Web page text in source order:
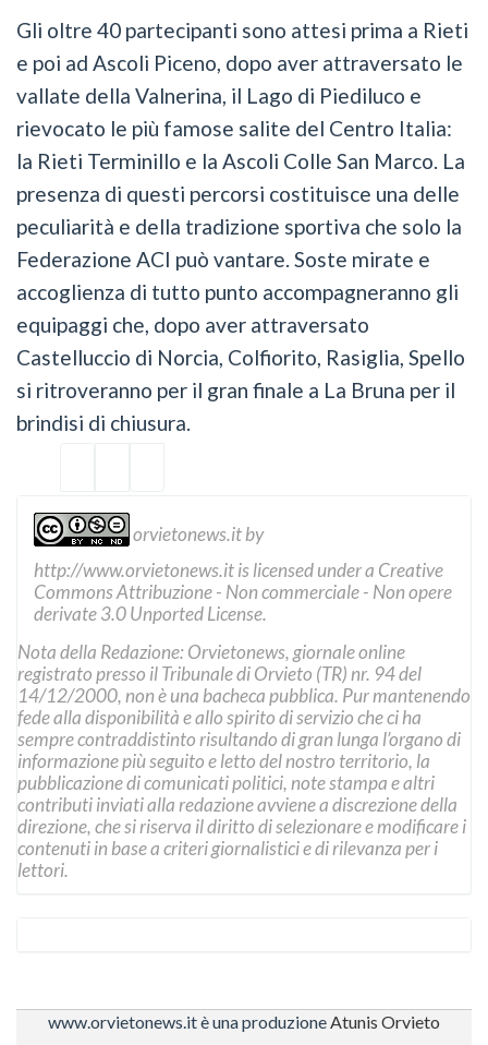
Gli oltre 40 partecipanti sono attesi prima a Rieti
e poi ad Ascoli Piceno, dopo aver attraversato le
vallate della Valnerina, il Lago di Piediluco e
rievocato le più famose salite del Centro Italia:
la Rieti Terminillo e la Ascoli Colle San Marco. La
presenza di questi percorsi costituisce una delle
peculiarità e della tradizione sportiva che solo la
Federazione ACI può vantare. Soste mirate e
accoglienza di tutto punto accompagneranno gli
equipaggi che, dopo aver attraversato
Castelluccio di Norcia, Colfiorito, Rasiglia, Spello
si ritroveranno per il gran finale a La Bruna per il
brindisi di chiusura.
orvietonews.itby
http://www.orvietonews.itis licensed under a Creative
Commons Attribuzione - Non commerciale - Non opere
derivate 3.0 Unported License.
Nota della Redazione: Orvietonews, giornale online
registrato presso il Tribunale di Orvieto (TR) nr. 94 del
14/12/2000, non è una bacheca pubblica. Pur mantenendo
fede alla disponibilità e allo spirito di servizio che ci ha
sempre contraddistinto risultando di gran lunga l’organo di
informazione più seguito e letto del nostro territorio, la
pubblicazione di comunicati politici, note stampa e altri
contributi inviati alla redazione avviene a discrezione della
direzione, che si riserva il diritto di selezionare e modificare i
contenuti in base a criteri giornalistici e di rilevanza per i
lettori.
www.orvietonews.it è una produzione Atunis Orvieto